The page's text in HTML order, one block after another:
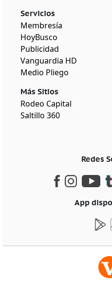
Servicios
Membresía
HoyBusco
Publicidad
Vanguardia HD
Medio Pliego
Más Sitios
Rodeo Capital
Saltillo 360
Redes
App